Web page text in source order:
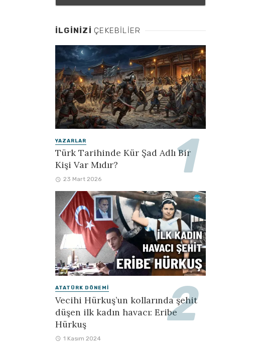
İLGINIZI ÇEKEBILIER
YAZARLAR
Türk Tarihinde Kür Şad Adlı Bir
Kişi Var Mıdır?
23 Mart 2026
ATATÜRK DÖNEMI
Vecihi Hürkuş’un kollarında şehit
düşen ilk kadın havacı: Eribe
Hürkuş
1 Kasım 2024